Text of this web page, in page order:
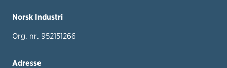
Norsk Industri
Org. nr. 952151266
Adresse